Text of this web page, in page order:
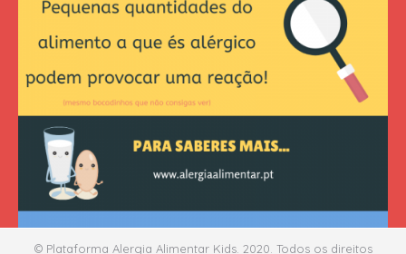
© Plataforma Alergia Alimentar Kids. 2020. Todos os direitos